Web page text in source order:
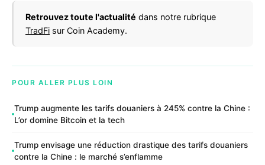
Retrouvez toute l'actualité dans notre rubrique
TradFi sur Coin Academy.
POUR ALLER PLUS LOIN
Trump augmente les tarifs douaniers à 245% contre la Chine :
L’or domine Bitcoin et la tech
Trump envisage une réduction drastique des tarifs douaniers
contre la Chine : le marché s’enflamme